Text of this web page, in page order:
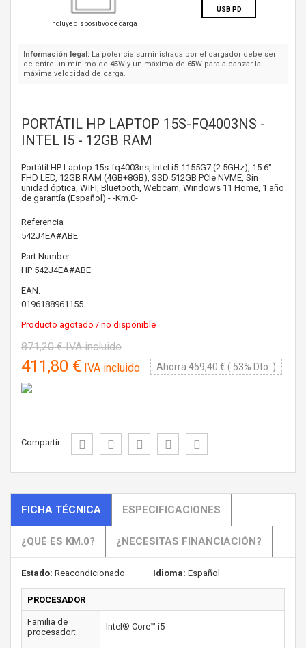
Incluye dispositivo de carga
USB PD
Información legal: La potencia suministrada por el cargador debe ser
de entre un mínimo de 45W y un máximo de 65W para alcanzar la
máxima velocidad de carga.
PORTÁTIL HP LAPTOP 15S-FQ4003NS -
INTEL I5 - 12GB RAM
Portátil HP Laptop 15s-fq4003ns, Intel i5-1155G7 (2.5GHz), 15.6"
FHD LED, 12GB RAM (4GB+8GB), SSD 512GB PCIe NVME, Sin
unidad óptica, WIFI, Bluetooth, Webcam, Windows 11 Home, 1 año
de garantía (Español) - -Km.0-
Referencia
542J4EA#ABE
Part Number:
HP 542J4EA#ABE
EAN:
0196188961155
Producto agotado / no disponible
871,20 €IVA incluido
411,80 € IVA incluido Ahorra 459,40 € ( 53% Dto. )
Compartir :
FICHA TÉCNICA ESPECIFICACIONES
¿QUÉ ES KM.0? ¿NECESITAS FINANCIACIÓN?
Estado: Reacondicionado Idioma: Español
PROCESADOR
Familia de
procesador:
Intel® Core™ i5